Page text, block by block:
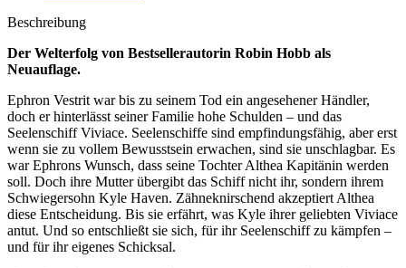
Beschreibung
Der Welterfolg von Bestsellerautorin Robin Hobb als
Neuauflage.
Ephron Vestrit war bis zu seinem Tod ein angesehener Händler,
doch er hinterlässt seiner Familie hohe Schulden – und das
Seelenschiff Viviace. Seelenschiffe sind empfindungsfähig, aber erst
wenn sie zu vollem Bewusstsein erwachen, sind sie unschlagbar. Es
war Ephrons Wunsch, dass seine Tochter Althea Kapitänin werden
soll. Doch ihre Mutter übergibt das Schiff nicht ihr, sondern ihrem
Schwiegersohn Kyle Haven. Zähneknirschend akzeptiert Althea
diese Entscheidung. Bis sie erfährt, was Kyle ihrer geliebten Viviace
antut. Und so entschließt sie sich, für ihr Seelenschiff zu kämpfen –
und für ihr eigenes Schicksal.